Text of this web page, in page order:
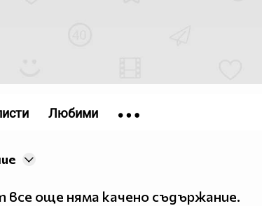
още няма качено съдържание.
Любими